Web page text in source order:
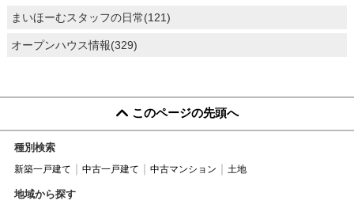
まいほーむスタッフの日常(121)
オープンハウス情報(329)
このページの先頭へ
種別検索
新築一戸建て 中古一戸建て 中古マンション 土地
地域から探す